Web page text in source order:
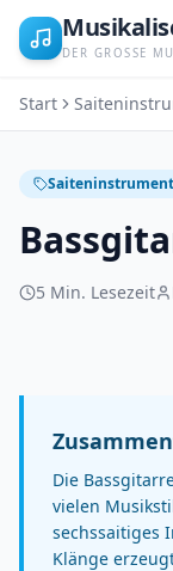
DER GROSSE
Start
5 Min. Lesezeit
Die
vielen
sechssaitiges
Klänge